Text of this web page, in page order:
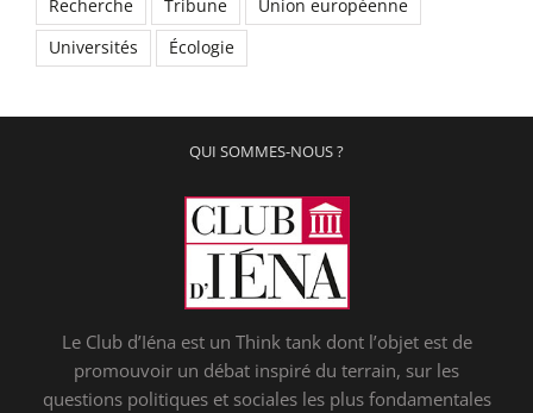
Recherche
Tribune
Union européenne
Universités
Écologie
QUI SOMMES-NOUS ?
Le Club d’Iéna est un Think tank dont l’objet est de
promouvoir un débat inspiré du terrain, sur les
questions politiques et sociales les plus fondamentales